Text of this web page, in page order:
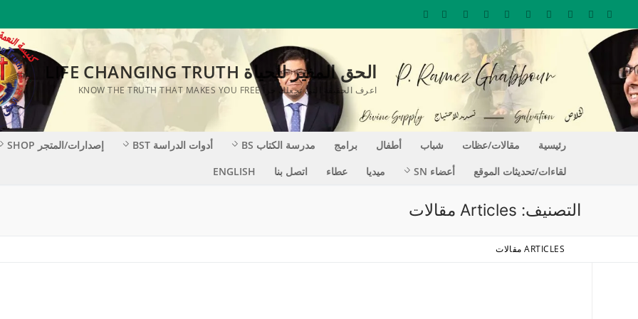
التجاوز
إلى
المحتوى
الحق المغير للحياة LIFE CHANGING TRUTH
اعرف الحقيقة التي تجعلك حراً KNOW THE TRUTH THAT MAKES YOU FREE
رئيسية مقالات/عظات شباب أطفال برامج مدرسة الكتاب BS أدوات الدراسة BST
إصدارات/المتجر SHOP
لقاءات/تحديثات الموقع
أعضاء SN ميديا عطاء اتصل بنا ENGLISH
التصنيف: Articles مقالات
ARTICLES مقالات